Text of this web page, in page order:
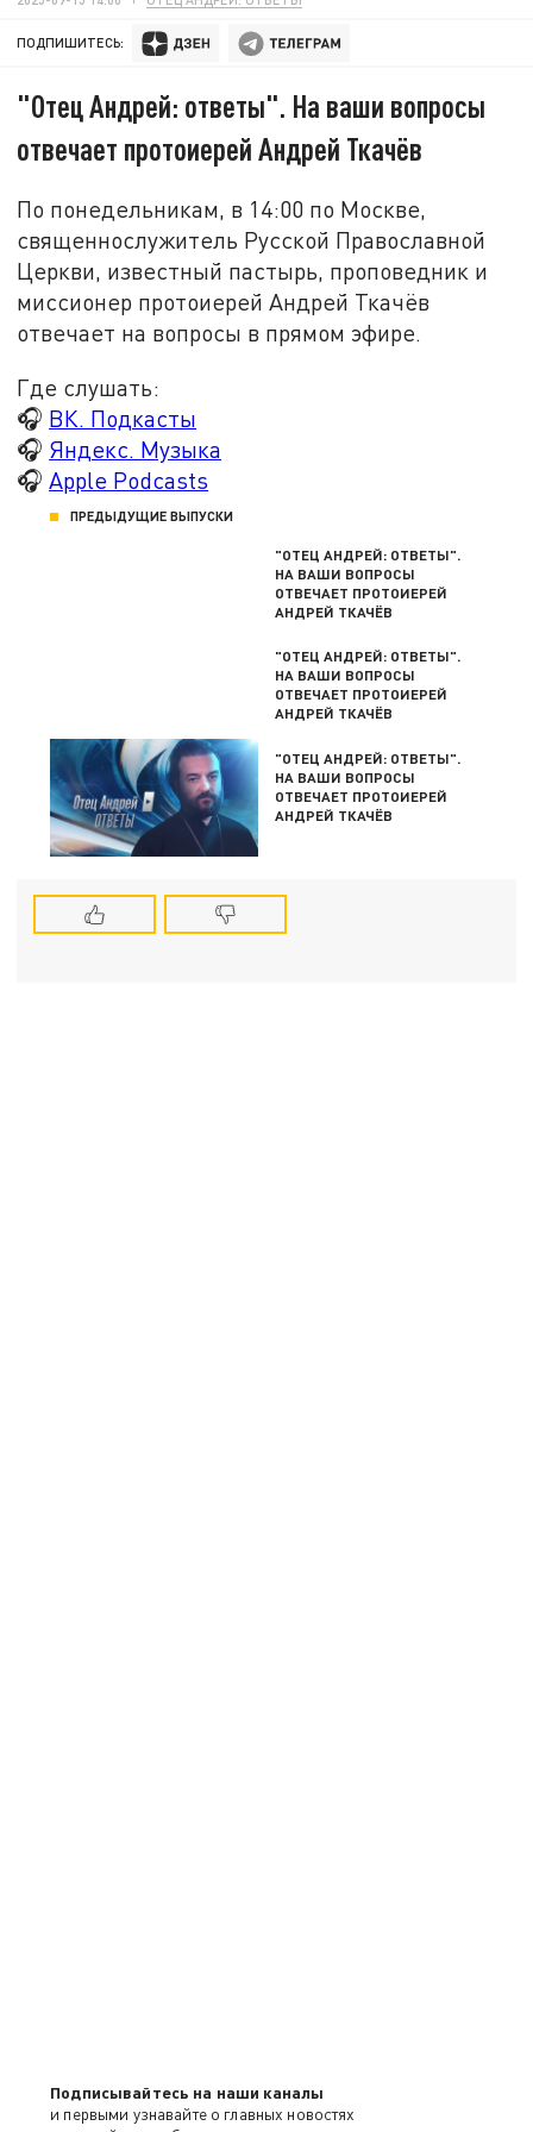
ПОДПИШИТЕСЬ:
"Отец Андрей: ответы". На ваши вопросы
отвечает протоиерей Андрей Ткачёв
По понедельникам, в 14:00 по Москве,
священнослужитель Русской Православной
Церкви, известный пастырь, проповедник и
миссионер протоиерей Андрей Ткачёв
отвечает на вопросы в прямом эфире.
Где слушать:
🎧 ВК. Подкасты
🎧 Яндекс. Музыка
🎧 Apple Podcasts
ПРЕДЫДУЩИЕ ВЫПУСКИ
"ОТЕЦ АНДРЕЙ: ОТВЕТЫ".
НА ВАШИ ВОПРОСЫ
ОТВЕЧАЕТ ПРОТОИЕРЕЙ
АНДРЕЙ ТКАЧЁВ
"ОТЕЦ АНДРЕЙ: ОТВЕТЫ".
НА ВАШИ ВОПРОСЫ
ОТВЕЧАЕТ ПРОТОИЕРЕЙ
АНДРЕЙ ТКАЧЁВ
"ОТЕЦ АНДРЕЙ: ОТВЕТЫ".
НА ВАШИ ВОПРОСЫ
ОТВЕЧАЕТ ПРОТОИЕРЕЙ
АНДРЕЙ ТКАЧЁВ
Подписывайтесь на наши каналы
и первыми узнавайте о главных новостях